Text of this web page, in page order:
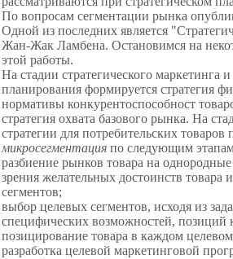
По вопросам сегментации рынка
Одной из последних является
Жан-Жак Ламбена. Остановимся на
этой работы.
На стадии стратегического маркетинга и
планирования формируется стратегия
нормативы конкурентоспособност
стратегия охвата базового рынка. На
стратегии для потребительских товаров
микросегментация по следующим
разбиение рынков товара на
зрения желательных достоинств товара
сегментов;
выбор целевых сегментов, исходя из
специфических возможностей, позиций
позицирование товара в каждом
разработка целевой маркетинговой